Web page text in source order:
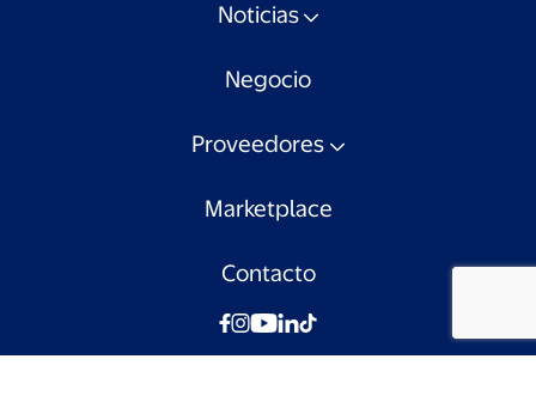
Noticias
Negocio
Proveedores
Marketplace
Contacto